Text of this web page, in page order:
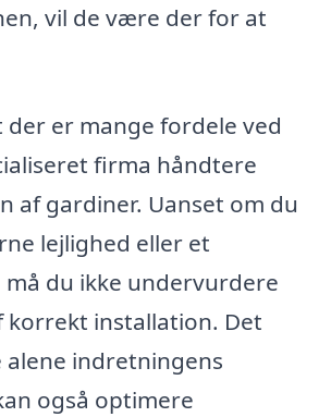
vil de være der for at
der er mange fordele ved
firma håndtere
af gardiner. Uanset om du
lejlighed eller et
du ikke undervurdere
korrekt installation. Det
indretningens
også optimere